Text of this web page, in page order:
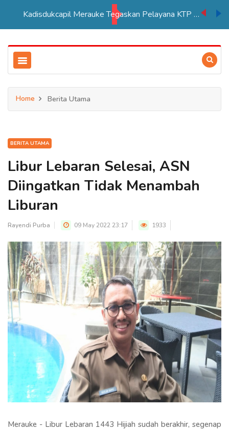
Kadisdukcapil Merauke Tegaskan Pelayana KTP Sesuai SOP
Home Berita Utama
BERITA UTAMA
Libur Lebaran Selesai, ASN
Diingatkan Tidak Menambah
Liburan
Rayendi Purba 09 May 2022 23:17 1933
Merauke - Libur Lebaran 1443 Hijiah sudah berakhir, segenap